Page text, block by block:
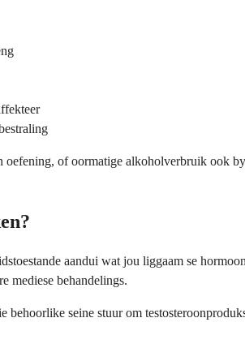
oefening, of oormatige alkoholverbruik ook
aandui wat jou liggaam se
mediese behandelings.
behoorlike seine stuur om